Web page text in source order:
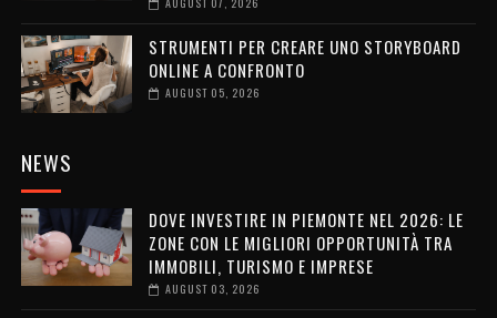
STRUMENTI PER CREARE UNO STORYBOARD
ONLINE A CONFRONTO
AUGUST 05, 2026
NEWS
DOVE INVESTIRE IN PIEMONTE NEL 2026: LE
ZONE CON LE MIGLIORI OPPORTUNITÀ TRA
IMMOBILI, TURISMO E IMPRESE
AUGUST 03, 2026